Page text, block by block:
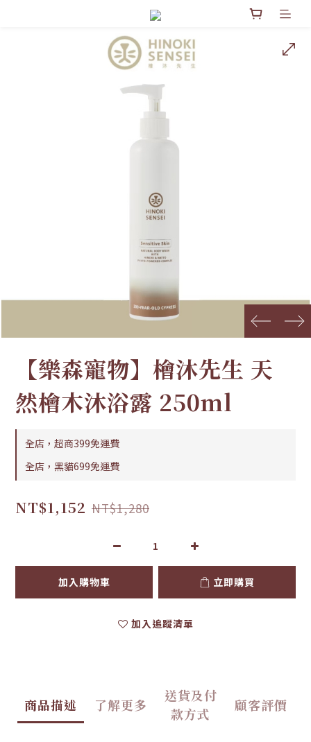
prev next
【樂森寵物】檜沐先生 天
然檜木沐浴露 250ml
全店，超商399免運費
全店，黑貓699免運費
NT$1,152 NT$1,280
加入購物車 立即購買
加入追蹤清單
商品描述 了解更多
送貨及付
款方式
顧客評價